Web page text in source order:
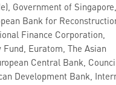
Government of
Bank for
Finance Corporation,
Euratom, The Asian
Central Bank,
Development Bank,